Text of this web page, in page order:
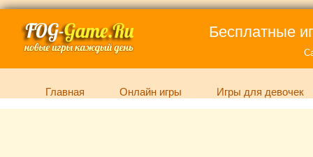
Бесплатные
Главная Онлайн игры Игры для девочек